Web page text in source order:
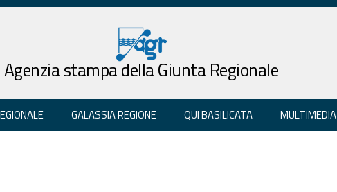
Agenzia stampa della Giunta Regionale
GALASSIA REGIONE QUI BASILICATA MULTIMEDIA